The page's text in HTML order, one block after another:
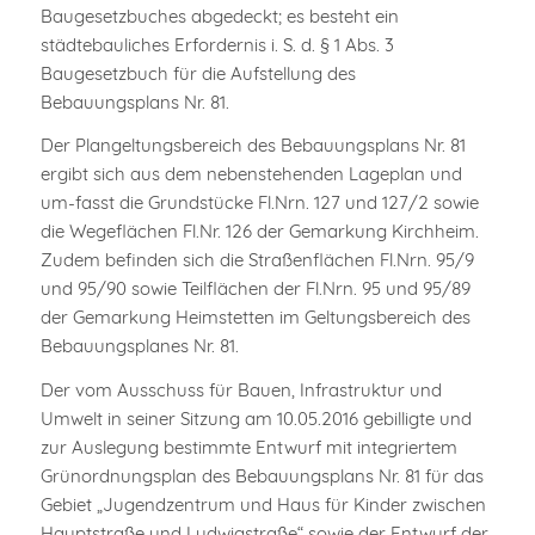
Baugesetzbuches abgedeckt; es besteht ein
städtebauliches Erfordernis i. S. d. § 1 Abs. 3
Baugesetzbuch für die Aufstellung des
Bebauungsplans Nr. 81.
Der Plangeltungsbereich des Bebauungsplans Nr. 81
ergibt sich aus dem nebenstehenden Lageplan und
um-fasst die Grundstücke Fl.Nrn. 127 und 127/2 sowie
die Wegeflächen Fl.Nr. 126 der Gemarkung Kirchheim.
Zudem befinden sich die Straßenflächen Fl.Nrn. 95/9
und 95/90 sowie Teilflächen der Fl.Nrn. 95 und 95/89
der Gemarkung Heimstetten im Geltungsbereich des
Bebauungsplanes Nr. 81.
Der vom Ausschuss für Bauen, Infrastruktur und
Umwelt in seiner Sitzung am 10.05.2016 gebilligte und
zur Auslegung bestimmte Entwurf mit integriertem
Grünordnungsplan des Bebauungsplans Nr. 81 für das
Gebiet „Jugendzentrum und Haus für Kinder zwischen